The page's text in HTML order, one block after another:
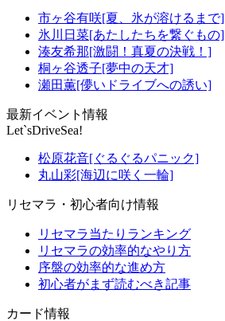
市ヶ谷有咲[夏、氷が溶けるまで]
氷川日菜[あたしたちを繋ぐもの]
湊友希那[激闘！真夏の決戦！]
桐ヶ谷透子[夢中の天才]
瀬田薫[儚いドライブへの誘い]
最新イベント情報
Let`sDriveSea!
松原花音[ぐるぐるパニック]
丸山彩[海辺に咲く一輪]
リセマラ・初心者向け情報
リセマラ当たりランキング
リセマラの効率的なやり方
序盤の効率的な進め方
初心者がまず読むべき記事
カード情報